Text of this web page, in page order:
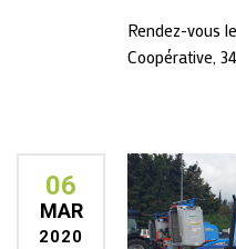
Rendez-vous
Coopérative,
06
MAR
2020